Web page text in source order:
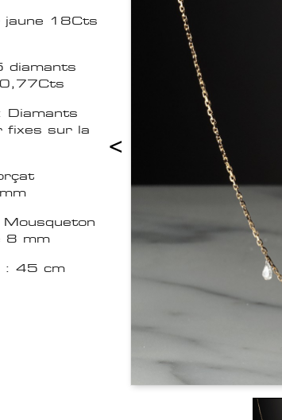
jaune 18Cts
diamants
0,77Cts
Diamants
fixes sur la
8 mm
: 45 cm
<